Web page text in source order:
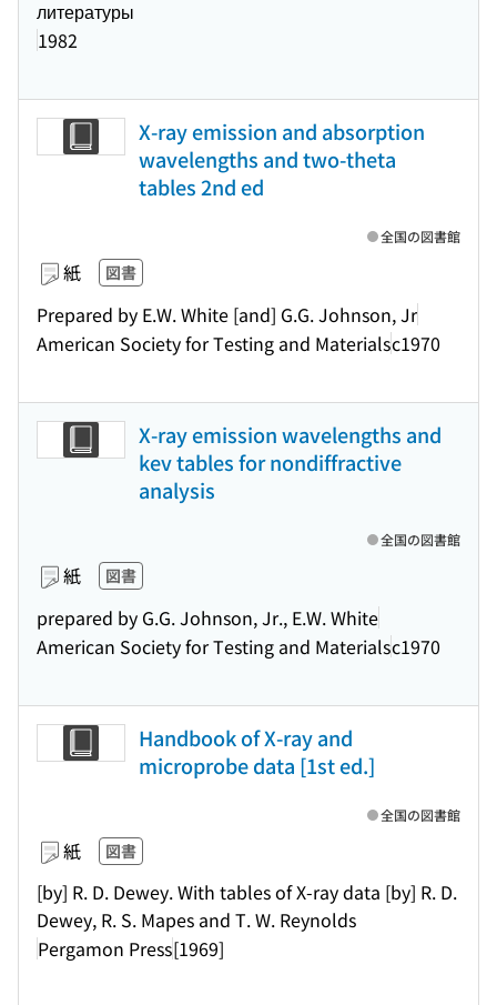
литературы
1982
X-ray emission and absorption
wavelengths and two-theta
tables 2nd ed
紙 図書
Prepared by E.W. White [and] G.G. Johnson, Jr
American Society for Testing and Materialsc1970
全国の図書館
X-ray emission wavelengths and
kev tables for nondiffractive
analysis
紙 図書
prepared by G.G. Johnson, Jr., E.W. White
American Society for Testing and Materialsc1970
全国の図書館
Handbook of X-ray and
microprobe data [1st ed.]
紙 図書
[by] R. D. Dewey. With tables of X-ray data [by] R. D.
Dewey, R. S. Mapes and T. W. Reynolds
Pergamon Press[1969]
全国の図書館